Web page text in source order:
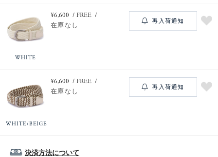
WHITE
¥6,600
FREE
在庫なし
再入荷通知
WHITE/BEIGE
¥6,600
FREE
在庫なし
再入荷通知
決済方法について